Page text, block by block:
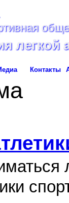
легкой
Контакты